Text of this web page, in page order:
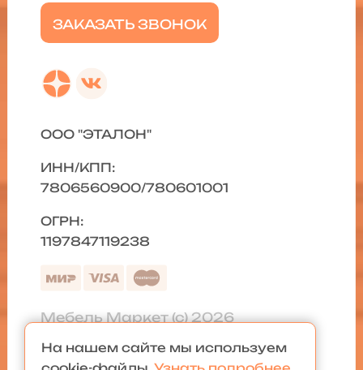
ЗАКАЗАТЬ ЗВОНОК
ООО "ЭТАЛОН"
ИНН/КПП:
7806560900/780601001
ОГРН:
1197847119238
Мебель Маркет (с) 2026
Политика конфиденциальности
На нашем сайте мы используем